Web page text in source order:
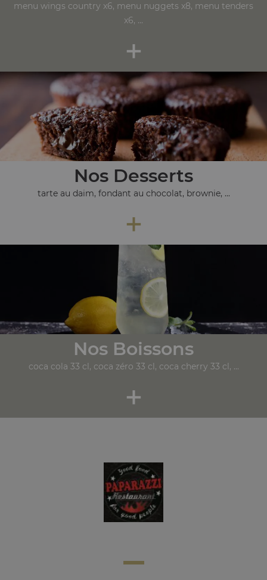
menu wings country x6, menu nuggets x8, menu tenders
x6, ...
+
Nos Desserts
tarte au daim, fondant au chocolat, brownie, ...
+
Nos Boissons
coca cola 33 cl, coca zéro 33 cl, coca cherry 33 cl, ...
+